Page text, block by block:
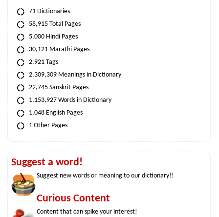
71 Dictionaries
58,915 Total Pages
5,000 Hindi Pages
30,121 Marathi Pages
2,921 Tags
2,309,309 Meanings in Dictionary
22,745 Sanskrit Pages
1,153,927 Words in Dictionary
1,048 English Pages
1 Other Pages
Suggest a word!
Suggest new words or meaning to our dictionary!!
Curious Content
Content that can spike your interest!